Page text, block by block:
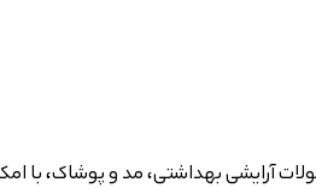
آرایشی بهداشتی، مد و پوشاک، با